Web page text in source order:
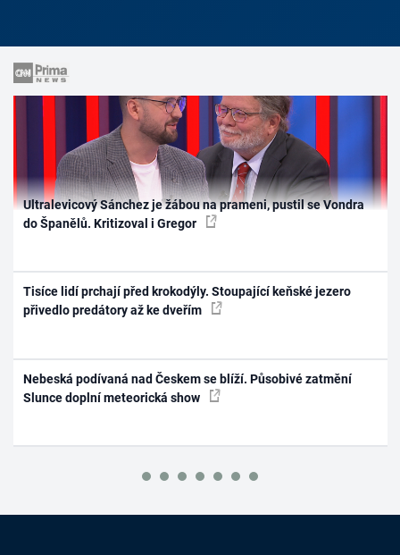
Ultralevicový Sánchez je žábou na prameni, pustil se Vondra
do Španělů. Kritizoval i Gregor
Tisíce lidí prchají před krokodýly. Stoupající keňské jezero
přivedlo predátory až ke dveřím
Nebeská podívaná nad Českem se blíží. Působivé zatmění
Slunce doplní meteorická show